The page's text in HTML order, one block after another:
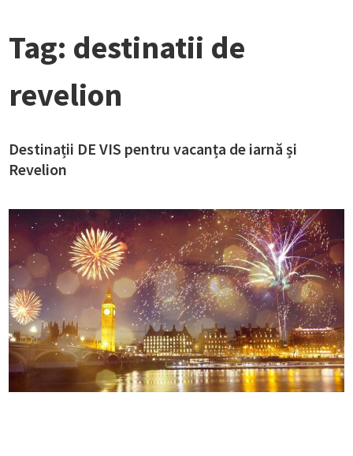
Tag: destinatii de
revelion
Destinații DE VIS pentru vacanța de iarnă și
Revelion